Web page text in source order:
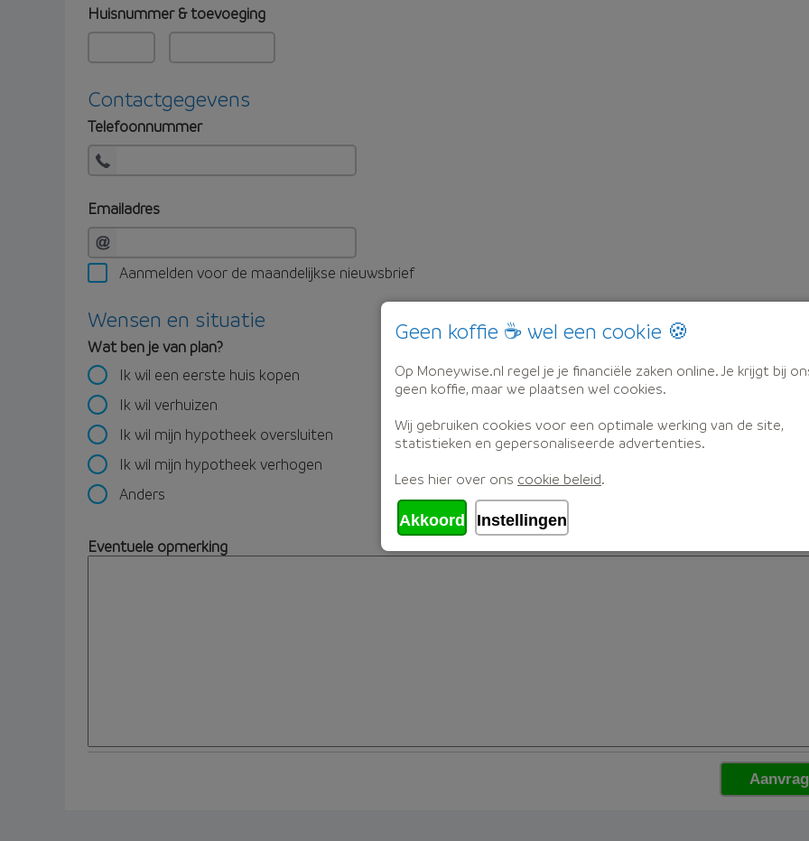
Huisnummer & toevoeging
Contactgegevens
Telefoonnummer
Emailadres
Aanmelden voor de maandelijkse nieuwsbrief
Wensen en situatie
Wat ben je van plan?
Ik wil een eerste huis kopen
Ik wil verhuizen
Ik wil mijn hypotheek oversluiten
Ik wil mijn hypotheek verhogen
Anders
Eventuele opmerking
Geen koffie ☕ wel een cookie 🍪
Op Moneywise.nl regel je je financiële zaken online. Je krijgt bij
geen koffie, maar we plaatsen wel cookies.
Wij gebruiken cookies voor een optimale werking van de site,
statistieken en gepersonaliseerde advertenties.
Lees hier over ons cookie beleid.
Akkoord Instellingen